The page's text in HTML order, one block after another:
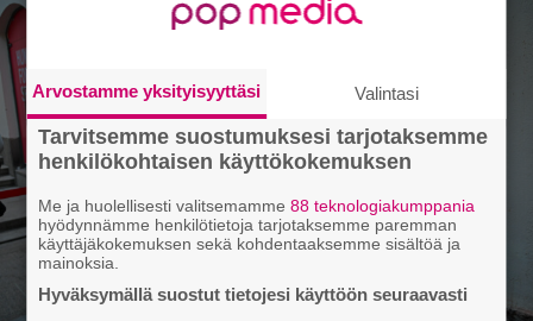
Arvostamme yksityisyyttäsi Valintasi
Tarvitsemme suostumuksesi tarjotaksemme
henkilökohtaisen käyttökokemuksen
Me ja huolellisesti valitsemamme88 teknologiakumppania
hyödynnämme henkilötietoja tarjotaksemme paremman
käyttäjäkokemuksen sekä kohdentaaksemme sisältöä ja
mainoksia.
Hyväksymällä suostut tietojesi käyttöön seuraavasti